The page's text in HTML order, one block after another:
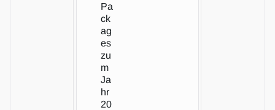
Pa
ck
ag
es
zu
m
Ja
hr
20